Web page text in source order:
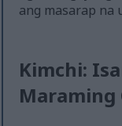
ang masarap na
Kimchi:
Maraming